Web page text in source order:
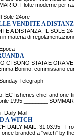
Flotte moderne per
Sole-24ore
VENDITE A
A DISTANZA. IL SOLE-
materia di
CI SONO STATA E ORA
Bonino, commissario
Telegraph
EC fisheries chief and one-
1995 ________
Daily Mail
A WITCH
DAILY MAIL, 31.03.95 -
branded a "witch" by